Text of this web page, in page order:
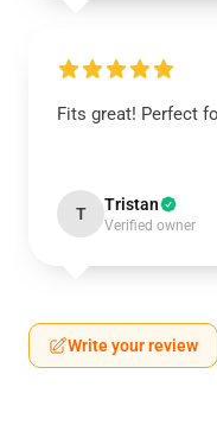
Fits great! Perfect
T Tristan
Verified owner
Write your review